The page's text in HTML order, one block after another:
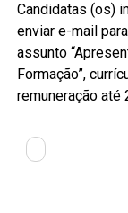
Candidatas (os)
enviar e-mail
assunto
Formação”,
remuneração